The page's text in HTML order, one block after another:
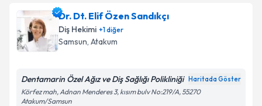
Dr. Öğr. Üyesi Dt. Koray Onur Şanal
takvimi talebi oluşturun. Size bu uzmandan randevu
almanız için bir takvim hazırlandığında e-posta ile
bilgilendireceğiz.
E-posta Adresiniz
Dr. Dt. Elif Özen Sandıkçı
Diş Hekimi +1diğer
Samsun, Atakum
Dentamarin Özel Ağız ve Diş Sağlığı Polikliniği Haritada Göster
Körfez mah, Adnan Menderes 3, kısım bulv No:219/A, 55270
Atakum/Samsun